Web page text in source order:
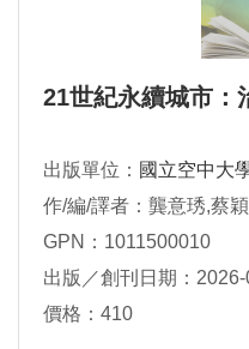
21世紀永續城市：
出版單位： 國立空中大
作/編/譯者：龔意琇,蔡
GPN：1011500010
出版／創刊日期：2026-
價格：410